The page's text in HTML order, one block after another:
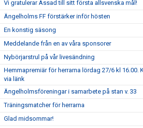
Vi gratulerar Assad till sitt första allsvenska mål!
Ängelholms FF förstärker inför hösten
En konstig säsong
Meddelande från en av våra sponsorer
Nybörjarstrul på vår livesändning
Hemmapremiär för herrarna lördag 27/6 kl 16.00.
via länk
Ängelholmsföreningar i samarbete på stan v. 33
Träningsmatcher för herrarna
Glad midsommar!